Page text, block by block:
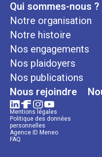
Qui sommes-nous ?
Notre organisation
Notre histoire
Nos engagements
Nos plaidoyers
Nos publications
Nous rejoindre
Mentions légales
Politique des données
personnelles
Agence ID Meneo
FAQ